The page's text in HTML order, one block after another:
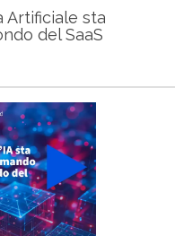
Artificiale sta
del SaaS